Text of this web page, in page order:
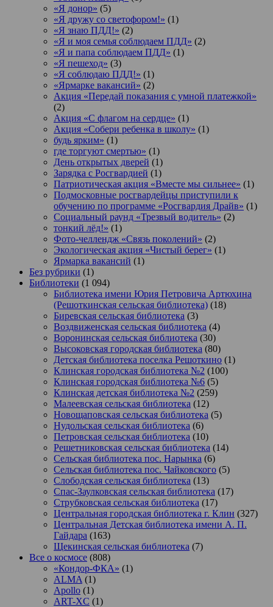
«Я донор» (5)
«Я дружу со светофором!» (1)
«Я знаю ПДД!» (2)
«Я и моя семья соблюдаем ПДД» (2)
«Я и папа соблюдаем ПДД» (1)
«Я пешеход» (3)
«Я соблюдаю ПДД!» (1)
«Ярмарке вакансий» (2)
Акция «Передай показания с умной платежкой»
(2)
Акция «С флагом на сердце» (1)
Акция «Собери ребенка в школу» (1)
будь ярким» (1)
где торгуют смертью» (1)
День открытых дверей (1)
Зарядка с Росгвардией (1)
Патриотическая акция «Вместе мы сильнее» (1)
Подмосковные росгвардейцы приступили к
обучению по программе «Росгвардия Драйв» (1)
Социальный раунд «Трезвый водитель» (2)
тонкий лёд!» (1)
Фото-челлендж «Связь поколений» (2)
Экологическая акция «Чистый берег» (1)
Ярмарка вакансий (1)
Без рубрики (1)
Библиотеки (1 094)
Библиотека имени Юрия Петровича Артюхина
(Решоткинская сельская библиотека) (18)
Биревская сельская библиотека (3)
Воздвиженская сельская библиотека (4)
Воронинская сельская библиотека (30)
Высоковская городская библиотека (80)
Детская библиотека поселка Решоткино (1)
Клинская городская библиотека №2 (100)
Клинская городская библиотека №6 (5)
Клинская детская библиотека №2 (259)
Малеевская сельская библиотека (12)
Новощаповская сельская библиотека (5)
Нудольская сельская библиотека (6)
Петровская сельская библиотека (10)
Решетниковская сельская библиотека (14)
Сельская библиотека пос. Нарынка (6)
Сельская библиотека пос. Чайковского (5)
Слободская сельская библиотека (13)
Спас-Заулковская сельская библиотека (17)
Струбковская сельская библиотека (17)
Центральная городская библиотека г. Клин (327)
Центральная Детская библиотека имени А. П.
Гайдара (163)
Щекинская сельская библиотека (7)
Все о космосе (808)
«Кондор-ФКА» (1)
ALMA (1)
Apollo (1)
ART-XC (1)